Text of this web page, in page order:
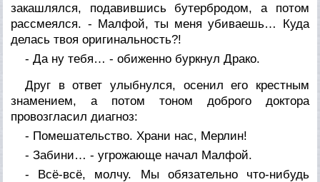
закашлялся, подавившись бутербродом, а потом
рассмеялся. - Малфой, ты меня убиваешь… Куда
делась твоя оригинальность?!
- Да ну тебя… - обиженно буркнул Драко.
Друг в ответ улыбнулся, осенил его крестным
знамением, а потом тоном доброго доктора
провозгласил диагноз:
- Помешательство. Храни нас, Мерлин!
- Забини… - угрожающе начал Малфой.
- Всё-всё, молчу. Мы обязательно что-нибудь